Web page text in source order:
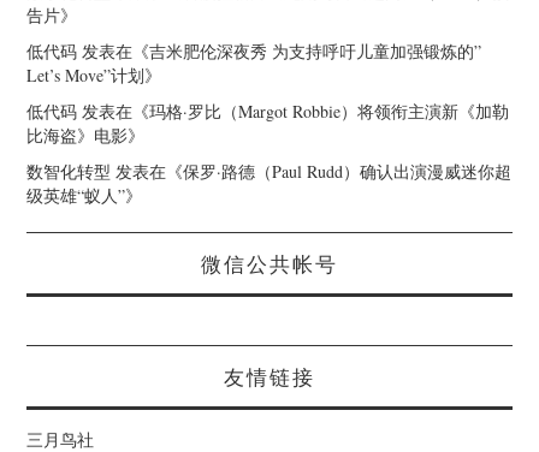
告片》
低代码 发表在《吉米肥伦深夜秀 为支持呼吁儿童加强锻炼的”
Let’s Move”计划》
低代码 发表在《玛格·罗比（Margot Robbie）将领衔主演新《加勒
比海盗》电影》
数智化转型 发表在《保罗·路德（Paul Rudd）确认出演漫威迷你超
级英雄“蚁人”》
微信公共帐号
友情链接
三月鸟社